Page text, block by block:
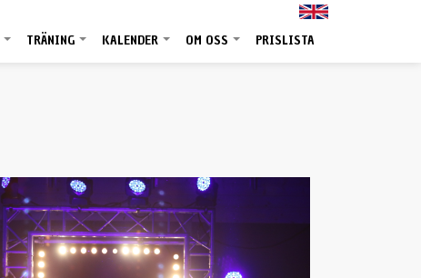
TRÄNING KALENDER OM OSS PRISLISTA